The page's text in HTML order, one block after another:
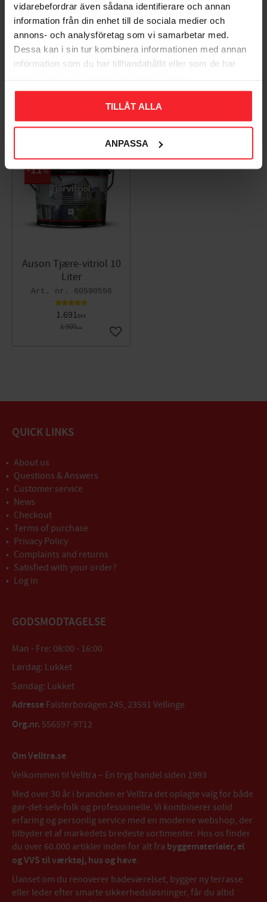
vidarebefordrar även sådana identifierare och annan
information från din enhet till de sociala medier och
annons- och analysföretag som vi samarbetar med.
Dessa kan i sin tur kombinera informationen med annan
information som du har tillhandahållit eller som de har
TILLÅT ALLA
ANPASSA
Bliv den første, der giver en bedømmelse.
Populära produkter
Auson Tjære-vitriol 10
Liter
60590556
1.691DKK
1.900DKK
11%
Gem som favorit
QUICK LINKS
About us
Questions & Answers
Customer service
News
Checkout
Terms of purchase
Privacy Policy
Complaints and returns
Satisfied with your order?
Log in
GODSMODTAGELSE
Man - Fre: 08:00 - 16:00
Lørdag: Lukket
Søndag: Lukket
Adresse Falsterbovägen 245, 23591 Vellinge
Org.nr. 556597-9712
Om Velltra.se
Velkommen til Velltra – En tryg handel siden 1993
Med over 30 år i branchen er Velltra det oplagte valg for både
gør-det-selv-folk og professionelle. Vi kombinerer solid
erfaring og personlig service med en moderne webshop, der
tilbyder et af markedets bredeste sortimenter. Hos os finder
du over 60.000 artikler inden for alt fra byggematerialer, el
og VVS til værktøj, hus og have.
Uanset om du renoverer badeværelset, bygger ny terrasse
eller leder efter smarte sikkerhedsløsninger, får du altid